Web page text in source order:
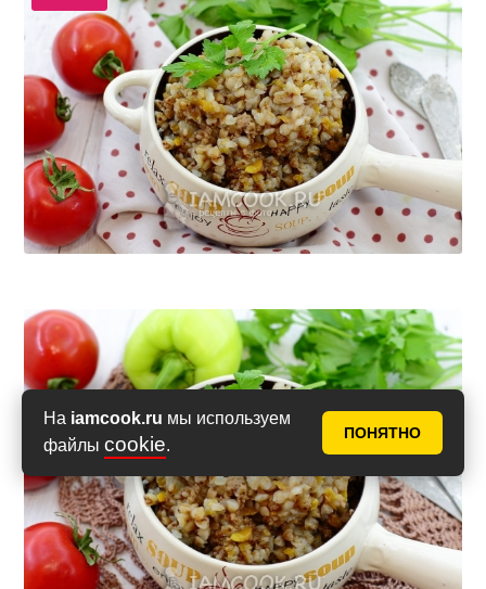
На iamcook.ru мы используем
файлы cookie.
ПОНЯТНО